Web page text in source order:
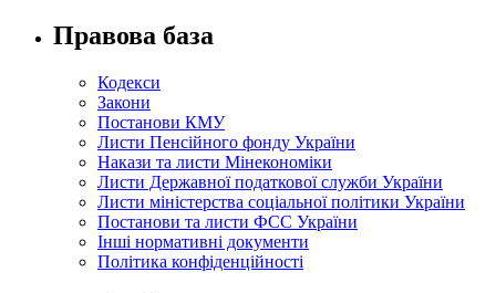
Правова база
Кодекси
Закони
Постанови КМУ
Листи Пенсійного фонду України
Накази та листи Мінекономіки
Листи Державної податкової служби України
Листи міністерства соціальної політики України
Постанови та листи ФСС України
Інші нормативні документи
Політика конфіденційності